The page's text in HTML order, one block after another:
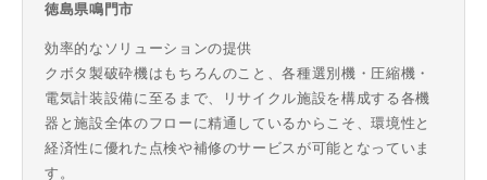
徳島県鳴⾨市
効率的なソリューションの提供
クボタ製破砕機はもちろんのこと、各種選別機・圧縮機・
電気計装設備に⾄るまで、リサイクル施設を構成する各機
器と施設全体のフローに精通しているからこそ、環境性と
経済性に優れた点検や補修のサービスが可能となっていま
す。